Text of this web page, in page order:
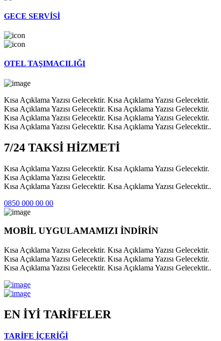
GECE SERVİSİ
OTEL TAŞIMACILIĞI
Kısa Açıklama Yazısı Gelecektir. Kısa Açıklama Yazısı Gelecektir.
Kısa Açıklama Yazısı Gelecektir. Kısa Açıklama Yazısı Gelecektir.
Kısa Açıklama Yazısı Gelecektir. Kısa Açıklama Yazısı Gelecektir.
Kısa Açıklama Yazısı Gelecektir. Kısa Açıklama Yazısı Gelecektir..
7/24 TAKSİ HİZMETİ
Kısa Açıklama Yazısı Gelecektir. Kısa Açıklama Yazısı Gelecektir.
Kısa Açıklama Yazısı Gelecektir.
Kısa Açıklama Yazısı Gelecektir. Kısa Açıklama Yazısı Gelecektir..
0850 000 00 00
MOBİL UYGULAMAMIZI İNDİRİN
Kısa Açıklama Yazısı Gelecektir. Kısa Açıklama Yazısı Gelecektir.
Kısa Açıklama Yazısı Gelecektir. Kısa Açıklama Yazısı Gelecektir.
Kısa Açıklama Yazısı Gelecektir. Kısa Açıklama Yazısı Gelecektir..
EN İYİ TARİFELER
TARİFE İÇERİĞİ